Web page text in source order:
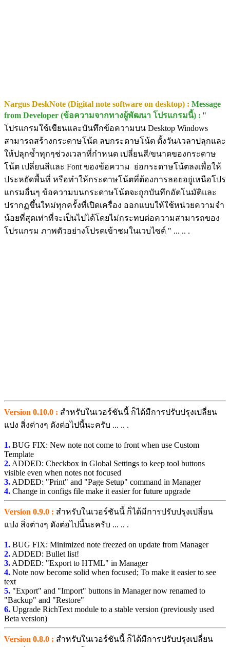
Nargus DeskNote (Digital note software on desktop) : Message
from Developer (ข้อความจากทางผู้พัฒนา โปรแกรมนี้) : "
โปรแกรมใช้เขียนและบันทึกข้อความบน Desktop Windows
สามารถสร้างกระดาษโน้ต ลบกระดาษโน้ต ตั้งวัน/เวลาปลุกและ
ให้ปลุกซ้ำทุกๆช่วงเวลาที่กำหนด เปลี่ยนสี/ขนาดของกระดาษ
โน้ต เปลี่ยนสีและ Font ของข้อความ ย่อกระดาษโน้ตลงเพื่อให้
ประหยัดพื้นที่ หรือทำให้กระดาษโน้ตที่ต้องการลอยอยู่เหนือโปร
แกรมอื่นๆ ข้อความบนกระดาษโน้ตจะถูกบันทึกอัตโนมัติและ
ปรากฏขึ้นใหม่ทุกครั้งที่เปิดเครื่อง ออกแบบให้ใช้หน่วยความจำ
น้อยที่สุดเท่าที่จะเป็นไปได้โดยไม่กระทบต่อความสามารถของ
โปรแกรม ภาพตัวอย่างโปรดเข้าชมในเวบไซต์ " ... .. .
Version 0.10.0 : สำหรับในเวอร์ชันนี้ ก็ได้มีการปรับปรุงเปลี่ยน
แปง สิ่งต่างๆ ดังต่อไปนี้นะครับ ... .. .
1. BUG FIX: New note not come to front when use Custom
Template
2.ADDED: Checkbox in Global Settings to keep tool buttons
visible even when notes not focused
3.ADDED: "Print" and "Page Setup" command in Manager
4. Change in configs file make it easier for future upgrade
Version 0.9.0 : สำหรับในเวอร์ชันนี้ ก็ได้มีการปรับปรุงเปลี่ยน
แปง สิ่งต่างๆ ดังต่อไปนี้นะครับ ... .. .
1. BUG FIX: Minimized note freezed on update from Manager
2.ADDED: Bullet list!
3.ADDED: "Export to HTML" in Manager
4. Note now become solid when focused; To make it easier to see
text
5. "Export" and "Import" buttons in Manager now renamed to
"Backup" and "Restore"
6. Upgrade RichText module to a stable version (previously used
Beta version)
Version 0.8.0 : สำหรับในเวอร์ชันนี้ ก็ได้มีการปรับปรุงเปลี่ยน